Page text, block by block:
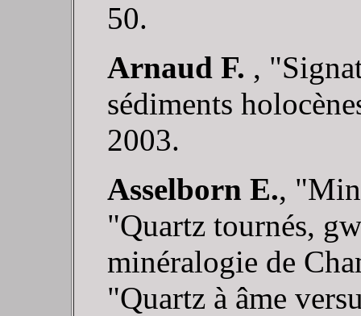
50.
Arnaud F. ,
sédiments
2003.
Asselborn E.,
"Quartz tournés,
minéralogie de
"Quartz à âme